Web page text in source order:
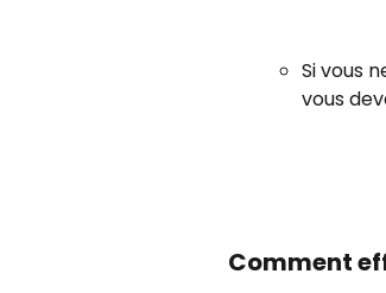
Si vous
vous
Comment